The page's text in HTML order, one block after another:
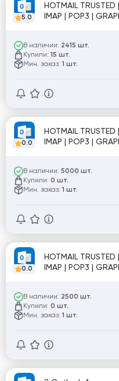
5.0
HOTMAIL
IMAP | POP3 |
В наличии: 2415 шт.
Купили: 15 шт.
Мин. заказ: 1 шт.
0.0
HOTMAIL
В наличии: 5000 шт.
Купили: 0 шт.
Мин. заказ: 1 шт.
0.0
HOTMAIL
IMAP | POP3 |
В наличии: 2500 шт.
Купили: 0 шт.
Мин. заказ: 1 шт.